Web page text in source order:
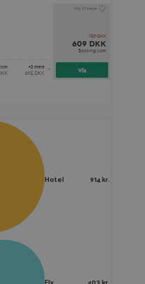
Hotel 914 kr.